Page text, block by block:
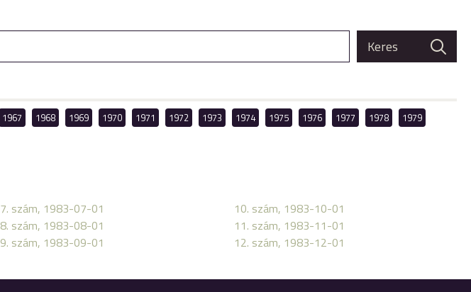
1967 1968 1969 1970 1971 1972 1973 1974 1975 1976 1977 1978
1979
7. szám, 1983-07-01
8. szám, 1983-08-01
9. szám, 1983-09-01
10. szám, 1983-10-01
11. szám, 1983-11-01
12. szám, 1983-12-01